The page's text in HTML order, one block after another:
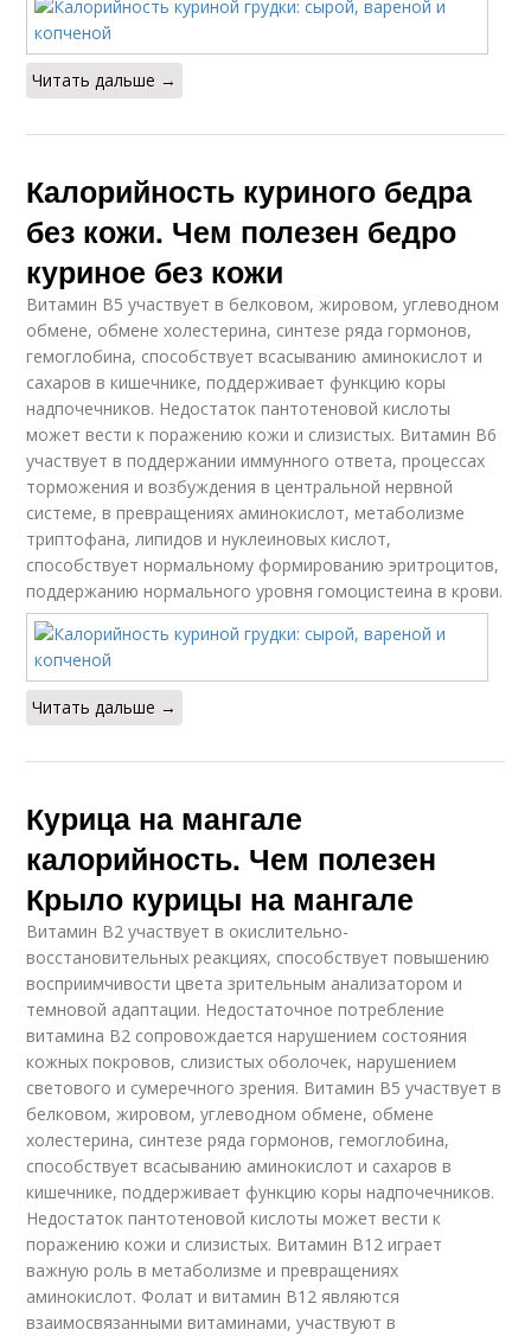
Читать дальше →
Калорийность куриного бедра
без кожи. Чем полезен бедро
куриное без кожи
Витамин В5 участвует в белковом, жировом, углеводном
обмене, обмене холестерина, синтезе ряда гормонов,
гемоглобина, способствует всасыванию аминокислот и
сахаров в кишечнике, поддерживает функцию коры
надпочечников. Недостаток пантотеновой кислоты
может вести к поражению кожи и слизистых. Витамин В6
участвует в поддержании иммунного ответа, процессах
торможения и возбуждения в центральной нервной
системе, в превращениях аминокислот, метаболизме
триптофана, липидов и нуклеиновых кислот,
способствует нормальному формированию эритроцитов,
поддержанию нормального уровня гомоцистеина в крови.
Читать дальше →
Курица на мангале
калорийность. Чем полезен
Крыло курицы на мангале
Витамин В2 участвует в окислительно-
восстановительных реакциях, способствует повышению
восприимчивости цвета зрительным анализатором и
темновой адаптации. Недостаточное потребление
витамина В2 сопровождается нарушением состояния
кожных покровов, слизистых оболочек, нарушением
светового и сумеречного зрения. Витамин В5 участвует в
белковом, жировом, углеводном обмене, обмене
холестерина, синтезе ряда гормонов, гемоглобина,
способствует всасыванию аминокислот и сахаров в
кишечнике, поддерживает функцию коры надпочечников.
Недостаток пантотеновой кислоты может вести к
поражению кожи и слизистых. Витамин В12 играет
важную роль в метаболизме и превращениях
аминокислот. Фолат и витамин В12 являются
взаимосвязанными витаминами, участвуют в